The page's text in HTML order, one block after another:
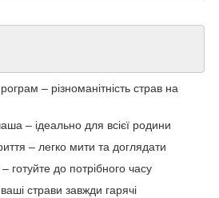
– різноманітність страв на
– ідеально для всієї родини
– легко мити та доглядати
готуйте до потрібного часу
ваші страви завжди гарячі